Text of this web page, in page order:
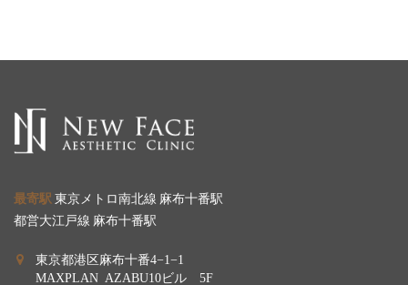
最寄駅 東京メトロ南北線 麻布十番駅
都営大江戸線 麻布十番駅
東京都港区麻布十番4−1−1
MAXPLAN AZABU10ビル 5F